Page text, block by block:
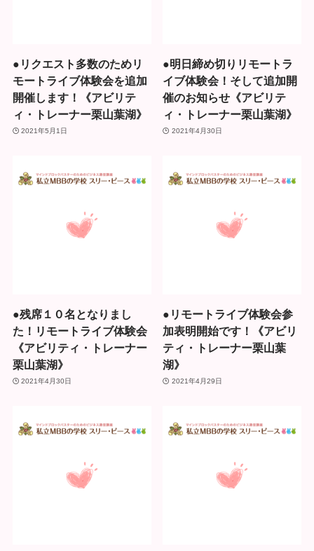
●リクエスト多数のためリ
モートライブ体験会を追加
開催します！《アビリテ
ィ・トレーナー栗山葉湖》
2021年5月1日
●明日締め切りリモートラ
イブ体験会！そして追加開
催のお知らせ《アビリテ
ィ・トレーナー栗山葉湖》
2021年4月30日
●残席１０名となりまし
た！リモートライブ体験会
《アビリティ・トレーナー
栗山葉湖》
2021年4月30日
●リモートライブ体験会参
加表明開始です！《アビリ
ティ・トレーナー栗山葉
湖》
2021年4月29日